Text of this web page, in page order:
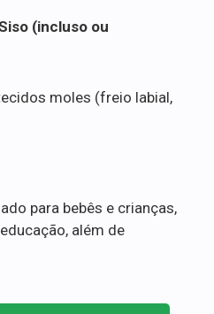
(incluso ou
moles (freio labial,
para bebês e crianças,
além de